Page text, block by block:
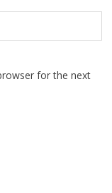
for the next